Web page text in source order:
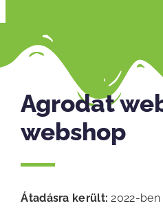
Agrodat
webshop
Átadásra került: 2022-ben